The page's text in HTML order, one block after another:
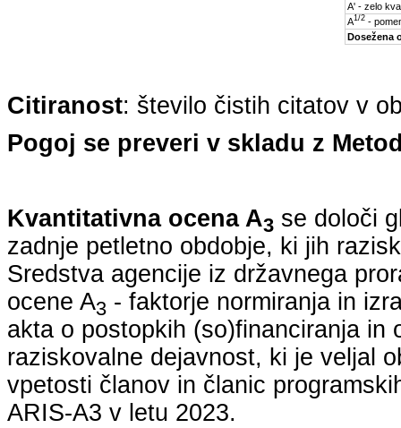
A' - zelo
A1/2-
Dosežena
Citiranost: število čistih citatov v
Pogoj se preveri v skladu z
Kvantitativna ocena A3 se določi
zadnje petletno obdobje, ki jih
Sredstva agencije iz državnega
ocene A3 - faktorje normiranja in
akta o postopkih (so)financiranja in
raziskovalne dejavnost, ki je veljal
vpetosti članov in članic
ARIS-A3 v letu 2023.